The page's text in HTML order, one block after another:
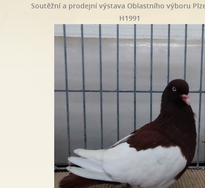
Soutěžní a prodejní výstava Oblastního výboru
H1991